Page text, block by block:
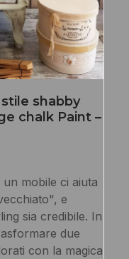
shabby
chalk Paint –
mobile ci aiuta
e
sia credibile. In
due
con la magica